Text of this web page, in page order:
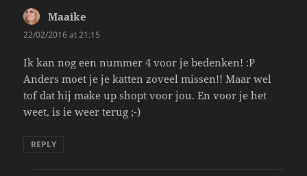
Maaike
22/02/2016 at 21:15
Ik kan nog een nummer 4 voor je bedenken! :P
Anders moet je je katten zoveel missen!! Maar wel
tof dat hij make up shopt voor jou. En voor je het
weet, is ie weer terug ;-)
REPLY